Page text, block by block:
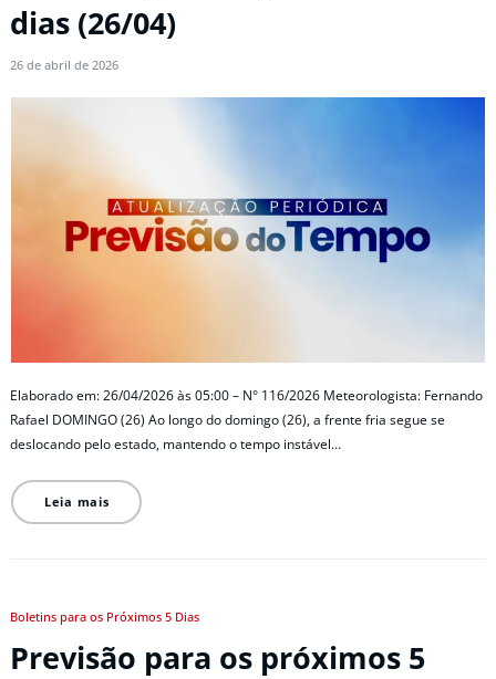
dias (26/04)
26 de abril de 2026
Elaborado em: 26/04/2026 às 05:00 – N° 116/2026 Meteorologista: Fernando
Rafael DOMINGO (26) Ao longo do domingo (26), a frente fria segue se
deslocando pelo estado, mantendo o tempo instável…
Leia mais
Boletins para os Próximos 5 Dias
Previsão para os próximos 5